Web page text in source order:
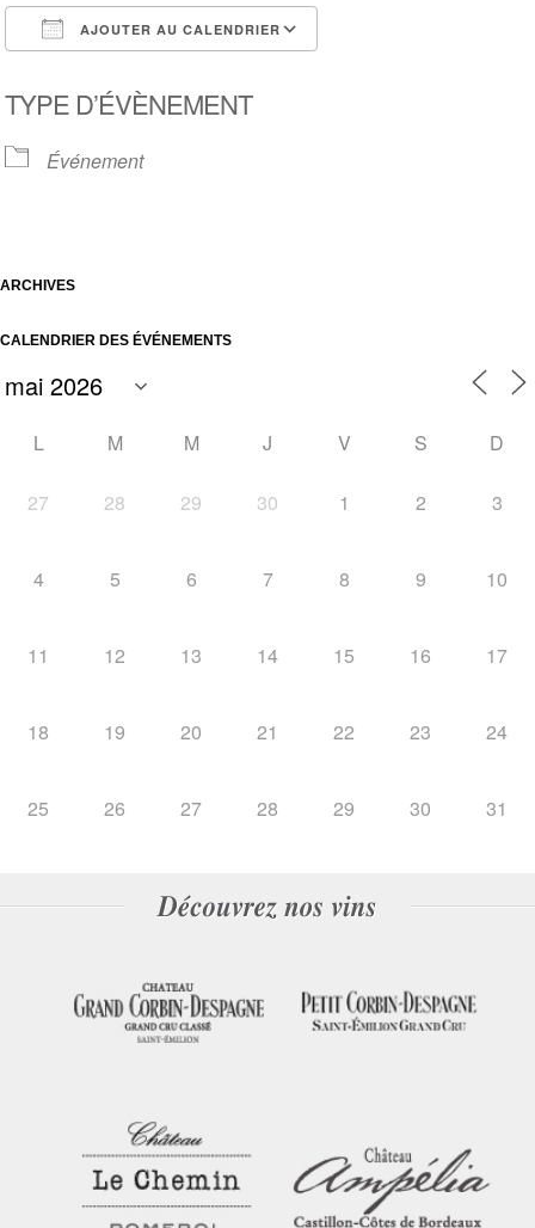
AJOUTER AU CALENDRIER
TYPE D’ÉVÈNEMENT
Événement
ARCHIVES
CALENDRIER DES ÉVÉNEMENTS
L M M J V S D
27 28 29 30 1 2 3
4 5 6 7 8 9 10
11 12 13 14 15 16 17
18 19 20 21 22 23 24
25 26 27 28 29 30 31